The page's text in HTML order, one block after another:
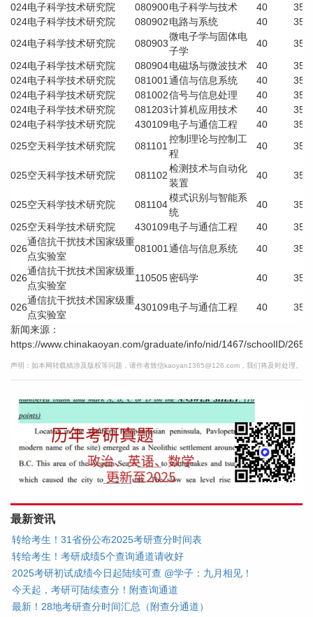
024电子科学技术研究院 080900电子科学与技术 40
35
024电子科学技术研究院 080902电路与系统 40
35
024电子科学技术研究院 080903
微电子学与固体电
子学
40
35
024电子科学技术研究院 080904电磁场与微波技术 40
35
024电子科学技术研究院 081001 通信与信息系统 40
35
024电子科学技术研究院 081002信号与信息处理 40
35
024电子科学技术研究院 081203计算机应用技术 40
35
024电子科学技术研究院 430109电子与通信工程 40
35
025空天科学技术研究院 081101
控制理论与控制工
程
40 35
025空天科学技术研究院 081102
检测技术与自动化
装置
40 35
025空天科学技术研究院 081104
模式识别与智能系
统
40
35
025空天科学技术研究院 430109电子与通信工程 40
35
026
通信抗干扰技术国家级重
点实验室
081001 通信与信息系统 40 35
026
通信抗干扰技术国家级重
点实验室
110505密码学 40 35
026
通信抗干扰技术国家级重
点实验室
430109电子与通信工程 40
35
新闻来源：
https://www.chinakaoyan.com/graduate/info/nid/1467/schoolID/
声明：如本网转载稿涉及版权等问题，请作者致信kaoyan1365@126.com，我们将及时处理。
最新资讯
转给考生！31省份公布2025考研查分时间表
转给考生！考研成绩5个查询通道请收好
2025考研初试成绩今日起陆续可查 @学子：九月相见！
今天起，考研可陆续查分！附查询通道
最新！28地考研查分时间汇总（附查分通道）